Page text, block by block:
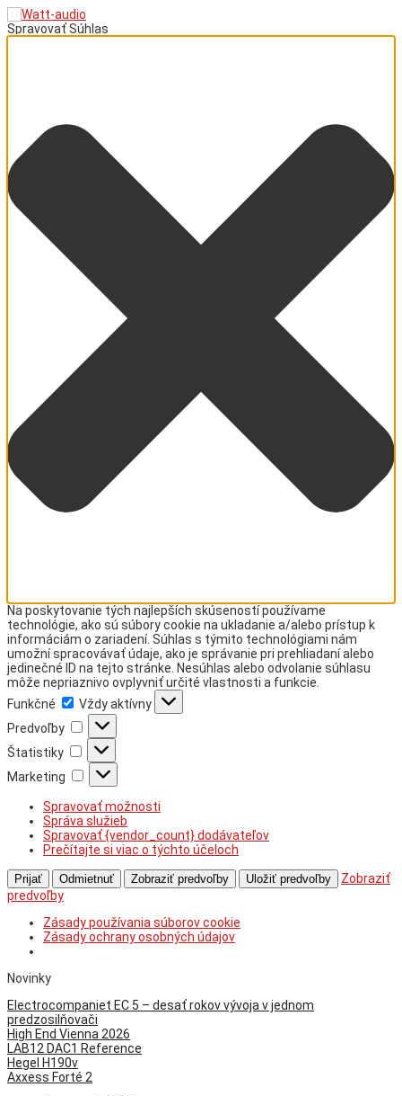
Spravovať Súhlas
Na poskytovanie tých najlepších skúseností používame
technológie, ako sú súbory cookie na ukladanie a/alebo prístup k
informáciám o zariadení. Súhlas s týmito technológiami nám
umožní spracovávať údaje, ako je správanie pri prehliadaní alebo
jedinečné ID na tejto stránke. Nesúhlas alebo odvolanie súhlasu
môže nepriaznivo ovplyvniť určité vlastnosti a funkcie.
Funkčné
Funkčné
Vždy aktívny
Predvoľby
Predvoľby
Štatistiky
Štatistiky
Marketing
Marketing
Spravovať možnosti
Správa služieb
Spravovať {vendor_count} dodávateľov
Prečítajte si viac o týchto účeloch
Prijať Odmietnuť Zobraziť predvoľby Uložiť predvoľby
Zobraziť
predvoľby
Zásady používania súborov cookie
Zásady ochrany osobných údajov
Novinky
Electrocompaniet EC 5 – desať rokov vývoja v jednom
predzosilňovači
High End Vienna 2026
LAB12 DAC1 Reference
Hegel H190v
Axxess Forté 2